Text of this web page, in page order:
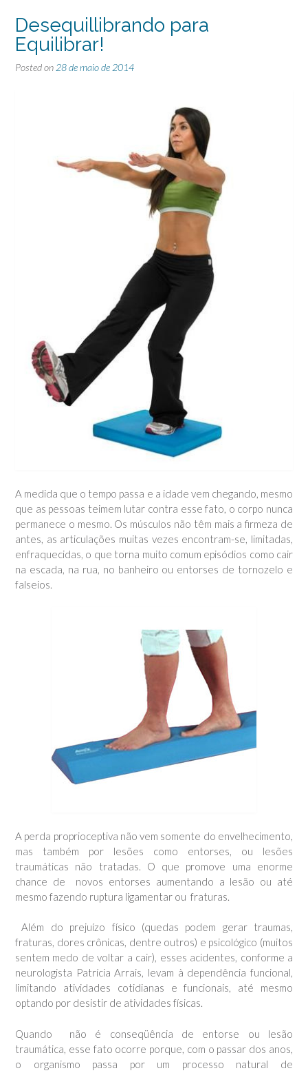
Desequillibrando para
Equilibrar!
Posted on28 de maio de 2014
A medida que o tempo passa e a idade vem chegando, mesmo
que as pessoas teimem lutar contra esse fato, o corpo nunca
permanece o mesmo. Os músculos não têm mais a firmeza de
antes, as articulações muitas vezes encontram-se, limitadas,
enfraquecidas, o que torna muito comum episódios como cair
na escada, na rua, no banheiro ou entorses de tornozelo e
falseios.
A perda proprioceptiva não vem somente do envelhecimento,
mas também por lesões como entorses, ou lesões
traumáticas não tratadas. O que promove uma enorme
chance de novos entorses aumentando a lesão ou até
mesmo fazendo ruptura ligamentar ou fraturas.
Além do prejuízo físico (quedas podem gerar traumas,
fraturas, dores crônicas, dentre outros) e psicológico (muitos
sentem medo de voltar a cair), esses acidentes, conforme a
neurologista Patrícia Arrais, levam à dependência funcional,
limitando atividades cotidianas e funcionais, até mesmo
optando por desistir de atividades físicas.
Quando não é conseqüência de entorse ou lesão
traumática, esse fato ocorre porque, com o passar dos anos,
o organismo passa por um processo natural de